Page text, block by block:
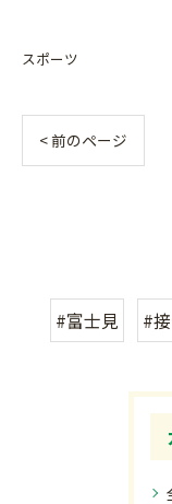
スポーツ
< 前のページ
#富士見 #